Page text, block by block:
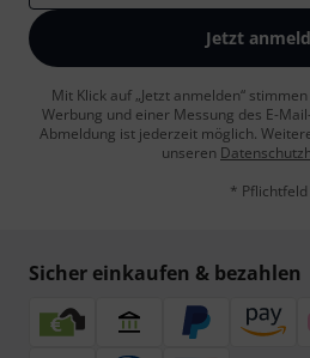
Jetzt
Mit Klick auf „Jetzt anmelden“
Werbung und einer Messung des E-
Abmeldung ist jederzeit möglich.
unseren
* Pflichtfeld
Sicher einkaufen & bezahlen